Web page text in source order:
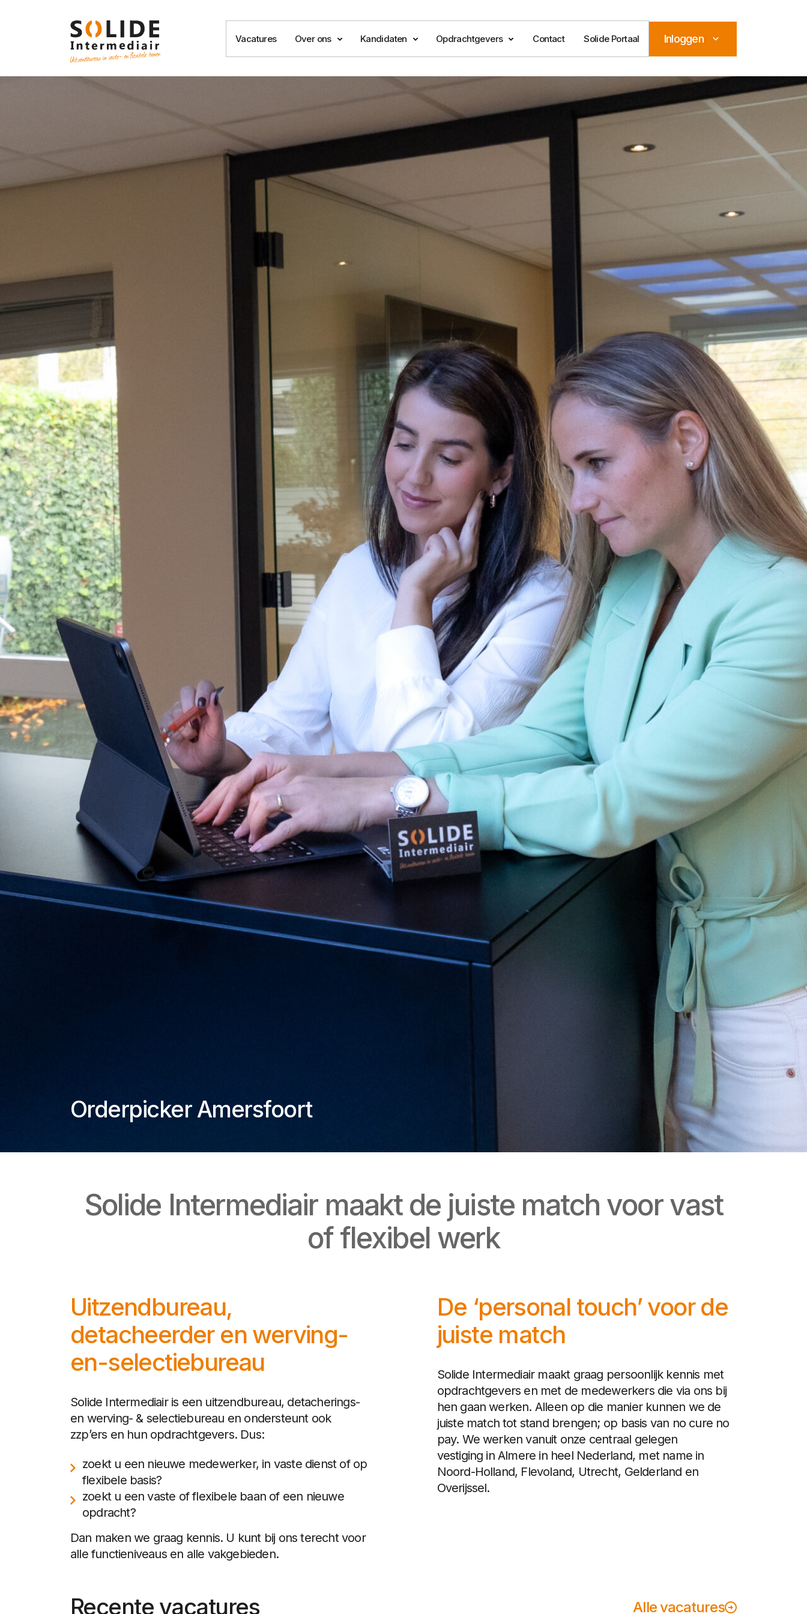
Vacatures Over ons Kandidaten Opdrachtgevers Contact Solide Portaal Inloggen
Orderpicker Amersfoort
Solide Intermediair maakt de juiste match voor vast
of flexibel werk
Uitzendbureau,
detacheerder en werving-
en-selectiebureau
Solide Intermediair is een uitzendbureau, detacherings-
en werving- & selectiebureau en ondersteunt ook
zzp’ers en hun opdrachtgevers. Dus:
zoekt u een nieuwe medewerker, in vaste dienst of op
flexibele basis?
zoekt u een vaste of flexibele baan of een nieuwe
opdracht?
Dan maken we graag kennis. U kunt bij ons terecht voor
alle functieniveaus en alle vakgebieden.
De ‘personal touch’ voor de
juiste match
Solide Intermediair maakt graag persoonlijk kennis met
opdrachtgevers en met de medewerkers die via ons bij
hen gaan werken. Alleen op die manier kunnen we de
juiste match tot stand brengen; op basis van no cure no
pay. We werken vanuit onze centraal gelegen
vestiging in Almere in heel Nederland, met name in
Noord-Holland, Flevoland, Utrecht, Gelderland en
Overijssel.
Recente vacatures Alle vacatures